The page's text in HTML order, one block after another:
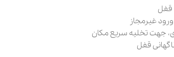
قفل
غیرمجاز
جهت تخلیه سریع مکان
قفل